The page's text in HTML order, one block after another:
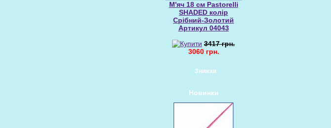
М'яч 18 см Pastorelli
SHADED колір
Срібний-Золотий
Артикул 04043
3417 грн.
3060 грн.
Знижки
Новинки